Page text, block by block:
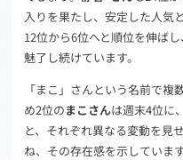
入りを果たし、安定した人気
12位から6位へと順位を伸ば
魅了し続けています。
「まこ」さんという名前で
め2位のまこさんは週末4位に
と、それぞれ異なる変動を見
ね、その存在感を示していま